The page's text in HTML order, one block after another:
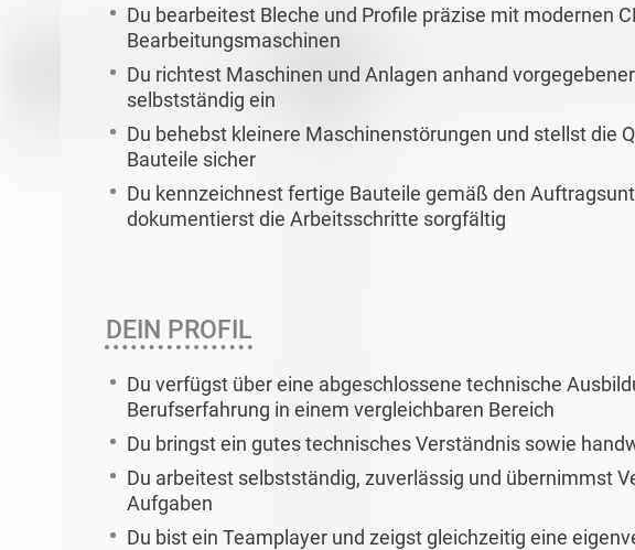
Du bearbeitest Bleche und Profile präzise mit modernen
Bearbeitungsmaschinen
Du richtest Maschinen und Anlagen anhand
selbstständig ein
Du behebst kleinere Maschinenstörungen und stellst die
Bauteile sicher
Du kennzeichnest fertige Bauteile gemäß den
dokumentierst die Arbeitsschritte sorgfältig
DEIN PROFIL
Du verfügst über eine abgeschlossene technische
Berufserfahrung in einem vergleichbaren Bereich
Du bringst ein gutes technisches Verständnis sowie
Du arbeitest selbstständig, zuverlässig und übernimmst
Aufgaben
Du bist ein Teamplayer und zeigst gleichzeitig eine